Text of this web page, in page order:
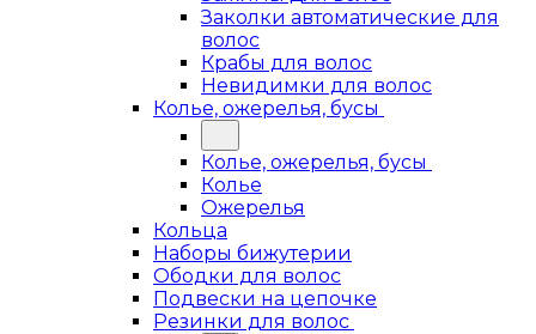
Заколки автоматические для
волос
Крабы для волос
Невидимки для волос
Колье, ожерелья, бусы
Колье, ожерелья, бусы
Колье
Ожерелья
Кольца
Наборы бижутерии
Ободки для волос
Подвески на цепочке
Резинки для волос